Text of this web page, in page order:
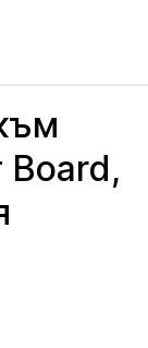
Board,